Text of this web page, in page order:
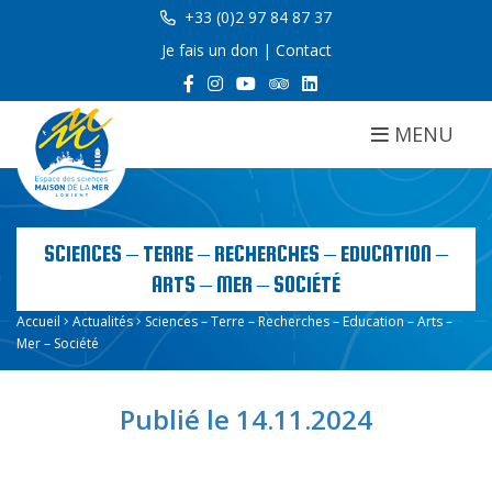
+33 (0)2 97 84 87 37
Je fais un don | Contact
MENU
SCIENCES – TERRE – RECHERCHES – EDUCATION –
ARTS – MER – SOCIÉTÉ
Accueil Actualités
Sciences – Terre – Recherches – Education – Arts –
Mer – Société
Publié le 14.11.2024